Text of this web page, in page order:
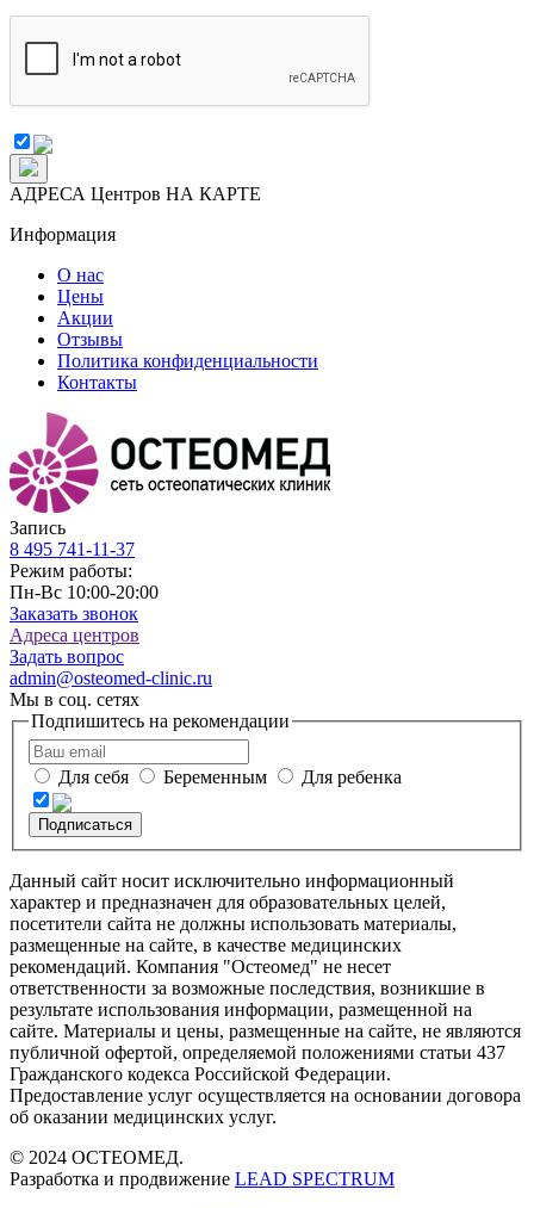
АДРЕСА Центров НА КАРТЕ
Информация
О нас
Цены
Акции
Отзывы
Политика конфиденциальности
Контакты
Запись
8 495 741-11-37
Режим работы:
Пн-Вс 10:00-20:00
Заказать звонок
Адреса центров
Задать вопрос
admin@osteomed-clinic.ru
Мы в соц. сетях
Подпишитесь на рекомендации
Для себя Беременным Для ребенка
Подписаться
Данный сайт носит исключительно информационный
характер и предназначен для образовательных целей,
посетители сайта не должны использовать материалы,
размещенные на сайте, в качестве медицинских
рекомендаций. Компания "Остеомед" не несет
ответственности за возможные последствия, возникшие в
результате использования информации, размещенной на
сайте. Материалы и цены, размещенные на сайте, не являются
публичной офертой, определяемой положениями статьи 437
Гражданского кодекса Российской Федерации.
Предоставление услуг осуществляется на основании договора
об оказании медицинских услуг.
© 2024 ОСТЕОМЕД.
Разработка и продвижение LEAD SPECTRUM